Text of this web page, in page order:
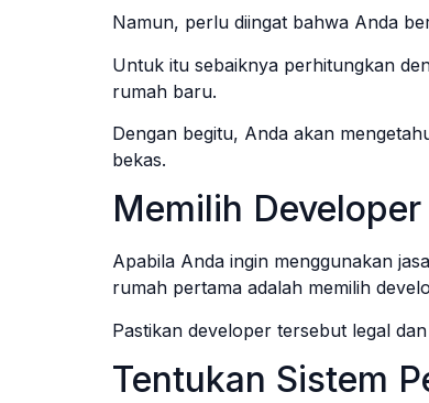
Namun, perlu diingat bahwa Anda
Untuk itu sebaiknya perhitungkan
rumah baru.
Dengan begitu, Anda akan
bekas.
Memilih
Apabila Anda ingin menggunakan
rumah pertama adalah memilih
Pastikan developer tersebut legal
Tentukan Sistem